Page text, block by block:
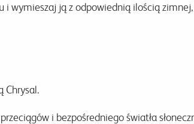
i wymieszaj ją z odpowiednią ilością
Chrysal.
i bezpośredniego światła